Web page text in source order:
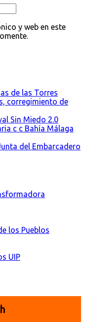
y web en este
de las Torres
corregimiento de
Sin Miedo 2.0
c c Bahía Málaga
del Embarcadero
los Pueblos
UIP